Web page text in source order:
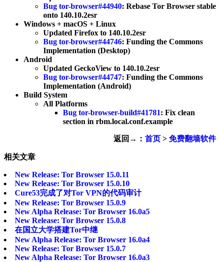
Bug tor-browser#44940: Rebase Tor Browser stable
onto 140.10.2esr
Windows + macOS + Linux
Updated Firefox to 140.10.2esr
Bug tor-browser#44746: Funding the Commons
Implementation (Desktop)
Android
Updated GeckoView to 140.10.2esr
Bug tor-browser#44747: Funding the Commons
Implementation (Android)
Build System
All Platforms
Bug tor-browser-build#41781: Fix clean
section in rbm.local.conf.example
返回→： 首页 > 免费翻墙软件
相关文章
New Release: Tor Browser 15.0.11
New Release: Tor Browser 15.0.10
Cure53完成了对Tor VPN的代码审计
New Release: Tor Browser 15.0.9
New Alpha Release: Tor Browser 16.0a5
New Release: Tor Browser 15.0.8
在国立大学搭建Tor中继
New Alpha Release: Tor Browser 16.0a4
New Release: Tor Browser 15.0.7
New Alpha Release: Tor Browser 16.0a3